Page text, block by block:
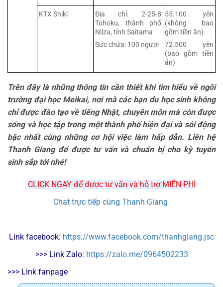
KTX Shiki
Địa chỉ: 2-25-8
Tohoku, thành phố
Niiza, tỉnh Saitama
Sức chứa: 100 người
55.100 yên
(không bao
gồm tiền ăn)
72.500 yên
(bao gồm tiền
ăn)
Trên đây là những thông tin cần thiết khi tìm hiểu về ngôi
trường đại học Meikai, nơi mà các bạn du học sinh không
chỉ được đào tạo về tiếng Nhật, chuyên môn mà còn được
sống và học tập trong một thành phố hiện đại và sôi động
bậc nhất cùng những cơ hội việc làm hấp dẫn. Liên hệ
Thanh Giang để được tư vấn và chuẩn bị cho kỳ tuyển
sinh sắp tới nhé!
CLICK NGAY để được tư vấn và hỗ trợ MIỄN PHÍ
Chat trực tiếp cùng Thanh Giang
Link facebook: https://www.facebook.com/thanhgiang.jsc
>>> Link Zalo: https://zalo.me/0964502233
>>> Link fanpage